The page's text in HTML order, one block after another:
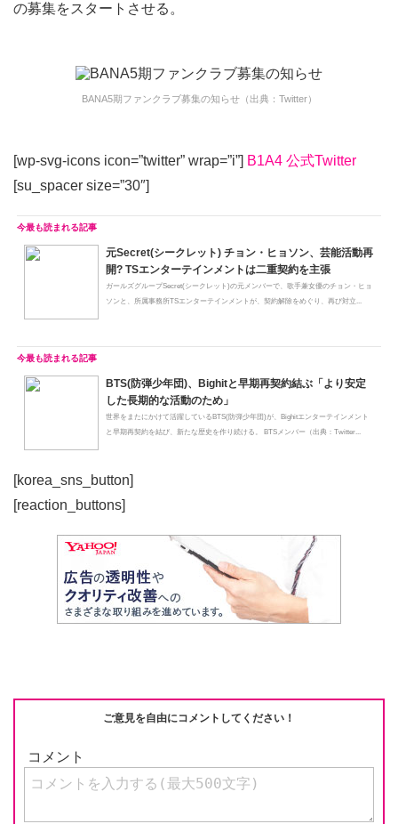
の募集をスタートさせる。
BANA5期ファンクラブ募集の知らせ（出典：Twitter）
[wp-svg-icons icon=”twitter” wrap=”i”] B1A4 公式Twitter
[su_spacer size=”30″]
元Secret(シークレット) チョン・ヒョソン、芸能活動再
開? TSエンターテインメントは二重契約を主張
ガールズグループSecret(シークレット)の元メンバーで、歌手兼女優のチョン・ヒョ
ソンと、所属事務所TSエンターテインメントが、契約解除をめぐり、再び対立...
BTS(防弾少年団)、Bighitと早期再契約結ぶ「より安定
した長期的な活動のため」
世界をまたにかけて活躍しているBTS(防弾少年団)が、Bighitエンターテインメント
と早期再契約を結び、新たな歴史を作り続ける。 BTSメンバー（出典：Twitter...
[korea_sns_button]
[reaction_buttons]
ご意見を自由にコメントしてください！